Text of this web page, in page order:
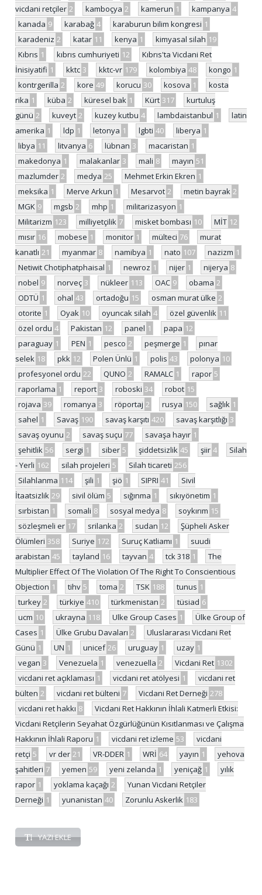
vicdani retçiler 2 kamboçya 2 kamerun 1 kampanya 4
kanada 9 karabağ 4 karaburun bilim kongresi 1
karadeniz 2 katar 11 kenya 1 kimyasal silah 19
Kıbrıs 1 kıbrıs cumhuriyeti 12
Kıbrıs'ta Vicdani Ret
İnisiyatifi 1 kktc 3 kktc-vr 179 kolombiya 48 kongo 1
kontrgerilla 2 kore 49 korucu 30 kosova 1
kosta
rika 1 küba 2 küresel bak 1 Kürt 317
kurtuluş
günü 2 kuveyt 2 kuzey kutbu 4 lambdaistanbul 1
latin
amerika 1 ldp 1 letonya 1 lgbti 40 liberya 1
libya 11 litvanya 6 lübnan 3 macaristan 1
makedonya 1 malakanlar 3 mali 8 mayın 51
mazlumder 2 medya 25 Mehmet Erkin Ekren 1
meksika 1 Merve Arkun 1 Mesarvot 2 metin bayrak 2
MGK 9 mgsb 2 mhp 1 militarizasyon 1
Militarizm 123 milliyetçilik 7 misket bombası 10 MİT 12
mısır 16 mobese 1 monitor 1 mülteci 76
murat
kanatlı 21 myanmar 8 namibya 1 nato 107 nazizm 1
Netiwit Chotiphatphaisal 1 newroz 1 nijer 1 nijerya 8
nobel 9 norveç 3 nükleer 113 OAC 9 obama 2
ODTÜ 1 ohal 43 ortadoğu 15 osman murat ülke 2
otorite 1 Oyak 10 oyuncak silah 4 özel güvenlik 11
özel ordu 4 Pakistan 12 panel 1 papa 12
paraguay 1 PEN 1 pesco 2 peşmerge 1
pınar
selek 18 pkk 12 Polen Ünlü 1 polis 43 polonya 10
profesyonel ordu 22 QUNO 2 RAMALC 1 rapor 5
raporlama 1 report 3 roboski 34 robot 15
rojava 39 romanya 3 röportaj 2 rusya 150 sağlık 1
sahel 1 Savaş 190 savaş karşıtı 420 savaş karşıtlığı 3
savaş oyunu 2 savaş suçu 77 savaşa hayır 1
şehitlik 56 sergi 1 siber 5 şiddetsizlik 45 şiir 4
Silah
- Yerli 162 silah projeleri 5 Silah ticareti 256
Silahlanma 114 şili 1 şiö 1 SIPRI 41
Sivil
İtaatsizlik 29 sivil ölüm 5 sığınma 1 sıkıyönetim 1
sırbistan 1 somali 8 sosyal medya 8 soykırım 15
sözleşmeli er 17 srilanka 2 sudan 12
Şüpheli Asker
Ölümleri 358 Suriye 172 Suruç Katliamı 1
suudi
arabistan 45 tayland 16 tayvan 4 tck 318 1
The
Multiplier Effect Of The Violation Of The Right To Conscientious
Objection 1 tihv 5 toma 2 TSK 188 tunus 1
turkey 2 türkiye 410 türkmenistan 2 tüsiad 6
ucm 10 ukrayna 118 Ulke Group Cases 1
Ülke Group of
Cases 1 Ülke Grubu Davaları 2
Uluslararası Vicdani Ret
Günü 1 UN 1 unicef 26 uruguay 1 uzay 1
vegan 3 Venezuela 1 venezuella 2 Vicdani Ret 1302
vicdani ret açıklaması 1 vicdani ret atölyesi 1
vicdani ret
bülten 2 vicdani ret bülteni 7 Vicdani Ret Derneği 278
vicdani ret hakkı 8
Vicdani Ret Hakkının İhlali Katmerli Etkisi:
Vicdani Retçilerin Seyahat Özgürlüğünün Kısıtlanması ve Çalışma
Hakkının İhlali Raporu 1 vicdani ret izleme 53
vicdani
retçi 5 vr der 21 VR-DDER 1 WRİ 64 yayın 1
yehova
şahitleri 7 yemen 59 yeni zelanda 1 yeniçağ 1
yılık
rapor 1 yoklama kaçağı 2
Yunan Vicdani Retçiler
Derneği 1 yunanistan 40 Zorunlu Askerlik 183
YAZI EKLE